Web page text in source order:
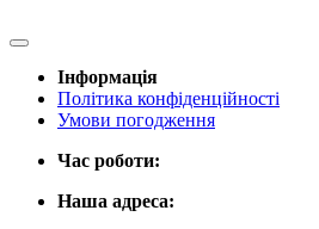
Інформація
Політика конфіденційності
Умови погодження
Час роботи:
Наша адреса: